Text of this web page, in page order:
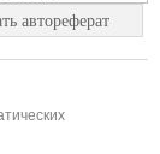
автореферат